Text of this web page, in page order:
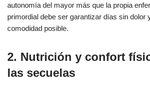
autonomía del mayor más que la propia
primordial debe ser garantizar días sin dolor
comodidad posible.
2. Nutrición y confort
las secuelas